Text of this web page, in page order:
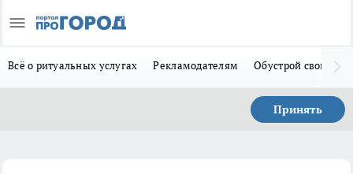
Всё о ритуальных услугах Рекламодателям Обустрой свой дом
Принять